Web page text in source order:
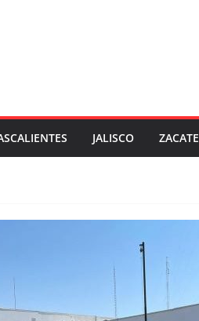
JALISCO